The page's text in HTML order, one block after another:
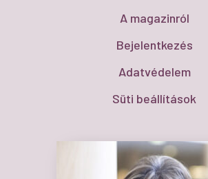
A magazinról
Bejelentkezés
Adatvédelem
Süti beállítások